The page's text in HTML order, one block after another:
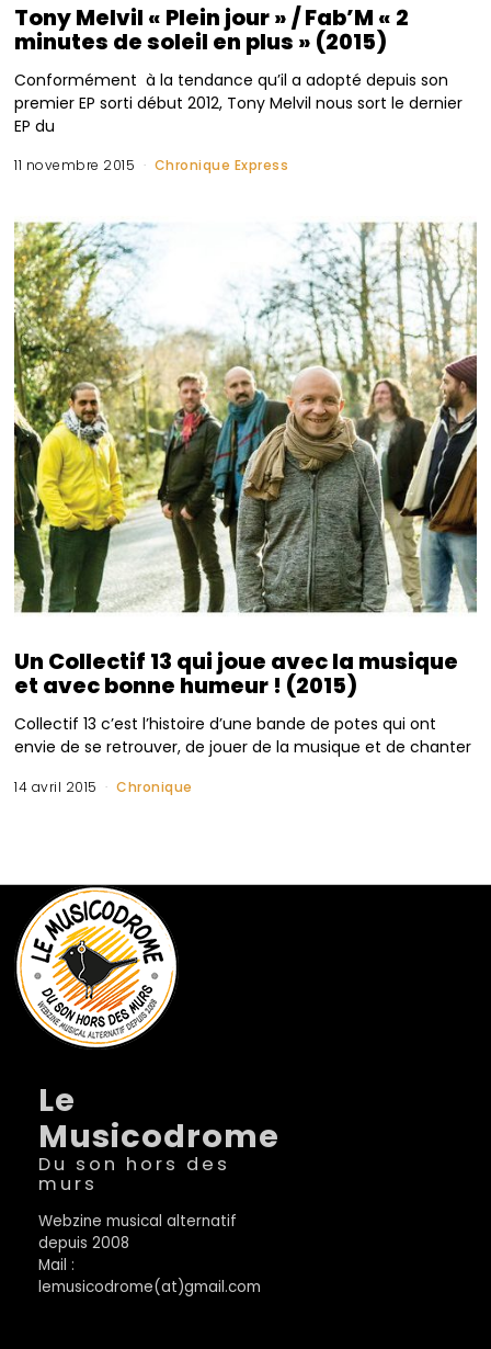
Tony Melvil « Plein jour » / Fab’M « 2
minutes de soleil en plus » (2015)
Conformément à la tendance qu’il a adopté depuis son
premier EP sorti début 2012, Tony Melvil nous sort le dernier
EP du
11 novembre 2015 Chronique Express
Un Collectif 13 qui joue avec la musique
et avec bonne humeur ! (2015)
Collectif 13 c’est l’histoire d’une bande de potes qui ont
envie de se retrouver, de jouer de la musique et de chanter
14 avril 2015 Chronique
Le
Musicodrome
Du son hors des
murs
Webzine musical alternatif
depuis 2008
Mail :
lemusicodrome(at)gmail.com